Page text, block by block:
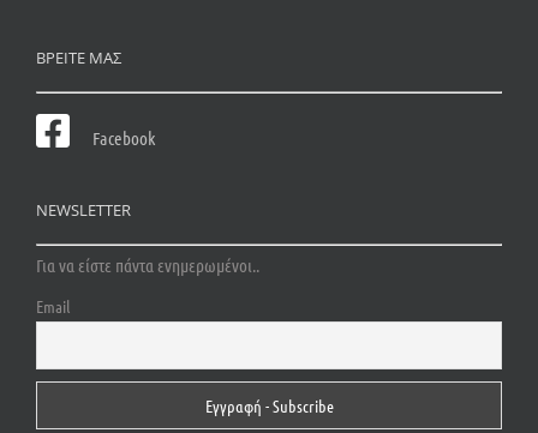
ΒΡΕΙΤΕ ΜΑΣ
Facebook
NEWSLETTER
Για να είστε πάντα ενημερωμένοι..
Email